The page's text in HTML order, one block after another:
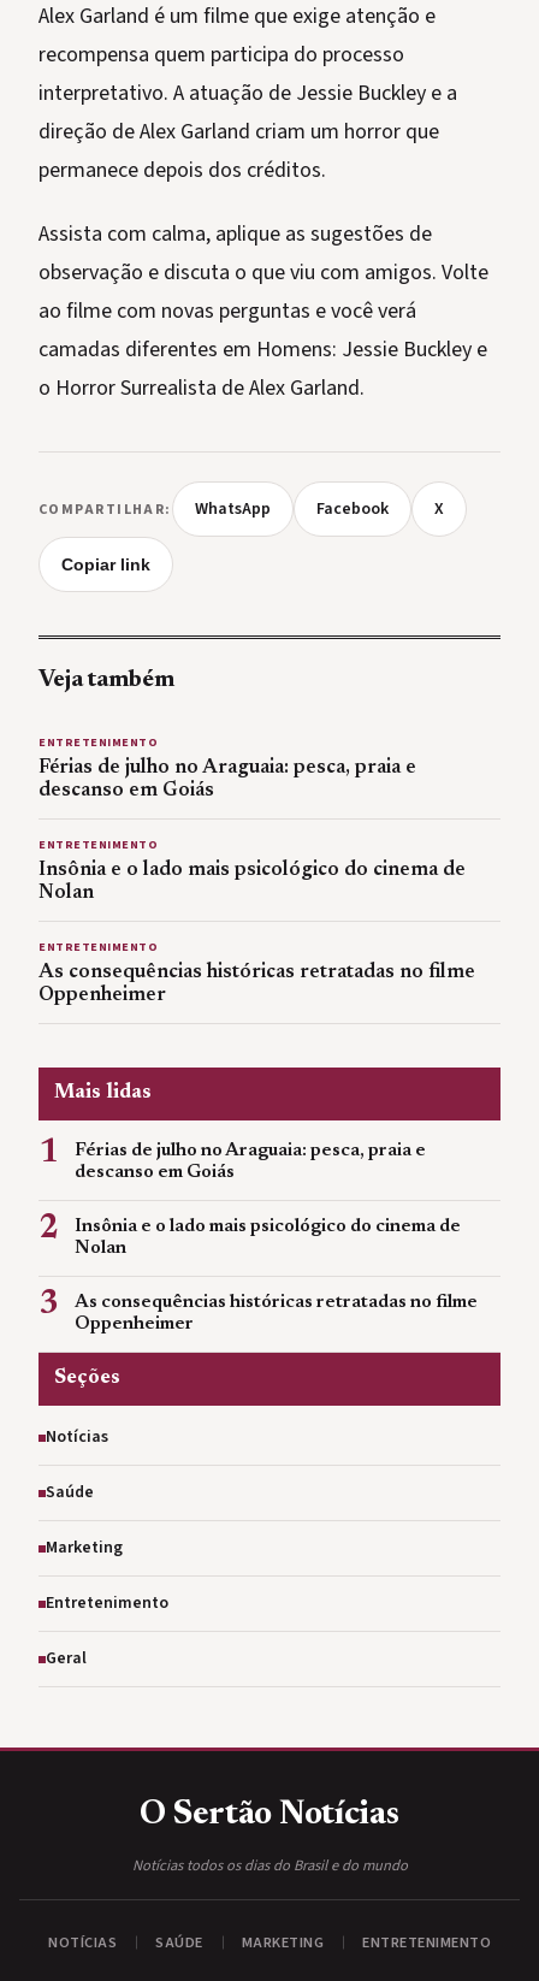
Alex Garland é um filme que exige atenção e
recompensa quem participa do processo
interpretativo. A atuação de Jessie Buckley e a
direção de Alex Garland criam um horror que
permanece depois dos créditos.
Assista com calma, aplique as sugestões de
observação e discuta o que viu com amigos. Volte
ao filme com novas perguntas e você verá
camadas diferentes em Homens: Jessie Buckley e
o Horror Surrealista de Alex Garland.
COMPARTILHAR: WhatsApp Facebook X
Copiar link
Veja também
ENTRETENIMENTO
Férias de julho no Araguaia: pesca, praia e
descanso em Goiás
ENTRETENIMENTO
Insônia e o lado mais psicológico do cinema de
Nolan
ENTRETENIMENTO
As consequências históricas retratadas no filme
Oppenheimer
Mais lidas
1
Férias de julho no Araguaia: pesca, praia e
descanso em Goiás
2
Insônia e o lado mais psicológico do cinema de
Nolan
3
As consequências históricas retratadas no filme
Oppenheimer
Seções
Notícias
Saúde
Marketing
Entretenimento
Geral
O Sertão Notícias
Notícias todos os dias do Brasil e do mundo
NOTÍCIAS SAÚDE MARKETING ENTRETENIMENTO